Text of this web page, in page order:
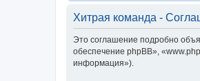
Хитрая команда -
Это соглашение подробно
обеспечение phpBB»,
информация»).